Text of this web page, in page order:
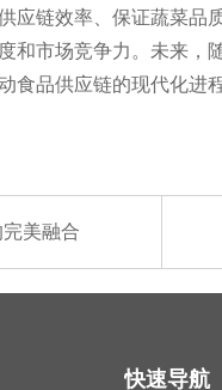
应链效率、保证蔬菜
和市场竞争力。未来
食品供应链的现代化进程
美融合
快速导航